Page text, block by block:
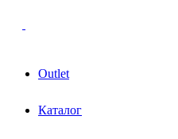
Outlet
Каталог